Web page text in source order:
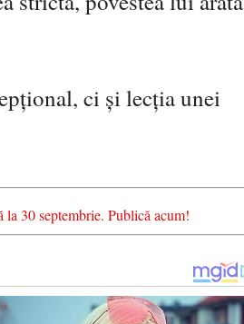
ci și lecția unei
30 septembrie. Publică acum!